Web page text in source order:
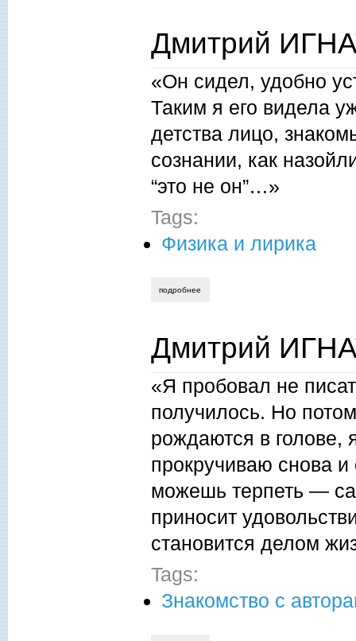
Дмитрий
«Он сидел, удобно
Таким я его видела
детства лицо,
сознании, как
“это не он”…»
Tags:
Физика и лирика
подробнее
Дмитрий
«Я пробовал не
получилось. Но
рождаются в голове,
прокручиваю снова и
можешь терпеть —
приносит
становится делом
Tags:
Знакомство с